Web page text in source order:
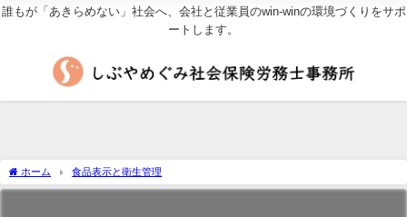
誰もが「あきらめない」社会へ、会社と従業員のwin-winの環境づくりをサポ
ートします。
ホーム 食品表示と衛生管理